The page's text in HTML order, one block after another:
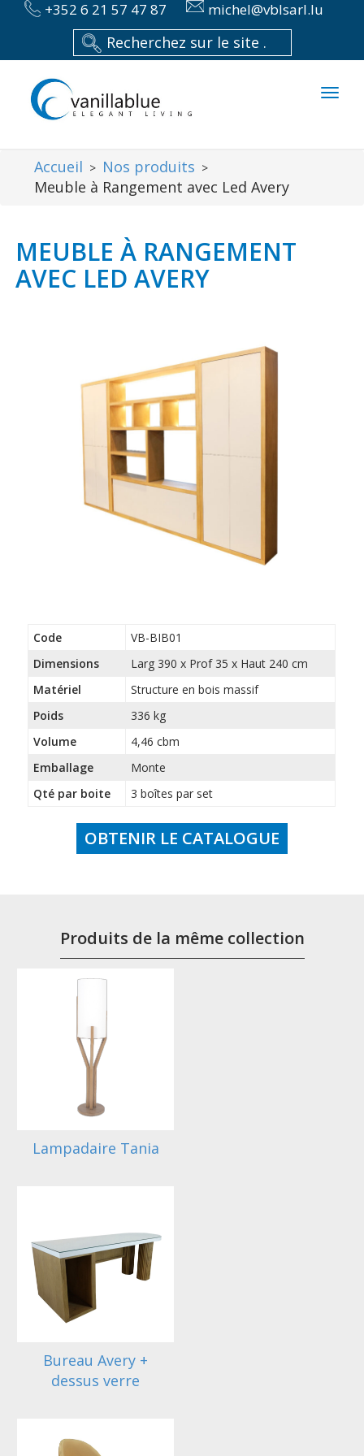
+352 6 21 57 47 87 michel@vblsarl.lu
Accueil > Nos produits >
Meuble à Rangement avec Led Avery
MEUBLE À RANGEMENT
AVEC LED AVERY
Code
VB-BIB01
Dimensions
Larg 390 x Prof 35 x Haut 240 cm
Matériel
Structure en bois massif
Poids
336 kg
Volume
4,46 cbm
Emballage
Monte
Qté par boite
3 boîtes par set
OBTENIR LE CATALOGUE
Produits de la même collection
Lampadaire Tania
Bureau Avery +
dessus verre